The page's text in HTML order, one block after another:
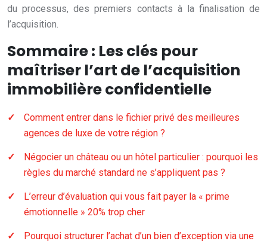
du processus, des premiers contacts à la finalisation de
l’acquisition.
Sommaire : Les clés pour
maîtriser l’art de l’acquisition
immobilière confidentielle
Comment entrer dans le fichier privé des meilleures
agences de luxe de votre région ?
Négocier un château ou un hôtel particulier : pourquoi les
règles du marché standard ne s’appliquent pas ?
L’erreur d’évaluation qui vous fait payer la « prime
émotionnelle » 20% trop cher
Pourquoi structurer l’achat d’un bien d’exception via une